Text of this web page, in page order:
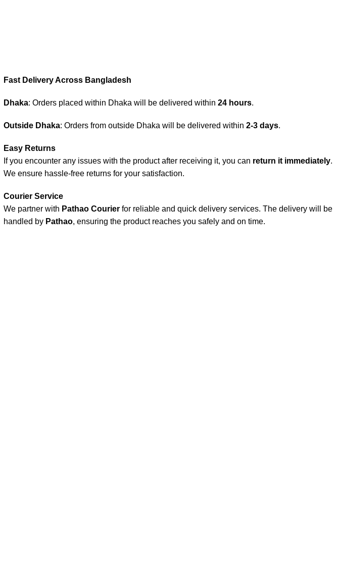
Fast Delivery Across Bangladesh
Dhaka: Orders placed within Dhaka will be delivered within 24 hours.
Outside Dhaka: Orders from outside Dhaka will be delivered within 2-3 days.
Easy Returns
If you encounter any issues with the product after receiving it, you can return it immediately.
We ensure hassle-free returns for your satisfaction.
Courier Service
We partner with Pathao Courier for reliable and quick delivery services. The delivery will be
handled by Pathao, ensuring the product reaches you safely and on time.